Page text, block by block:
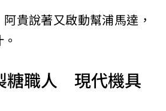
貴說著又啟動幫浦馬達，
糖職人 現代機具